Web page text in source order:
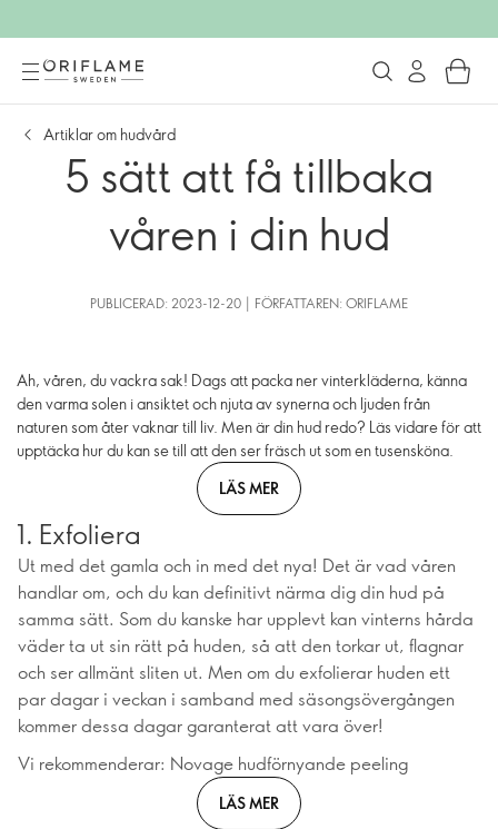
Artiklar om hudvård
5 sätt att få tillbaka
våren i din hud
PUBLICERAD: 2023-12-20 | FÖRFATTAREN: ORIFLAME
Ah, våren, du vackra sak! Dags att packa ner vinterkläderna, känna
den varma solen i ansiktet och njuta av synerna och ljuden från
naturen som åter vaknar till liv. Men är din hud redo? Läs vidare för att
upptäcka hur du kan se till att den ser fräsch ut som en tusensköna.
LÄS MER
1. Exfoliera
Ut med det gamla och in med det nya! Det är vad våren
handlar om, och du kan definitivt närma dig din hud på
samma sätt. Som du kanske har upplevt kan vinterns hårda
väder ta ut sin rätt på huden, så att den torkar ut, flagnar
och ser allmänt sliten ut. Men om du exfolierar huden ett
par dagar i veckan i samband med säsongsövergången
kommer dessa dagar garanterat att vara över!
Vi rekommenderar: Novage hudförnyande peeling
LÄS MER